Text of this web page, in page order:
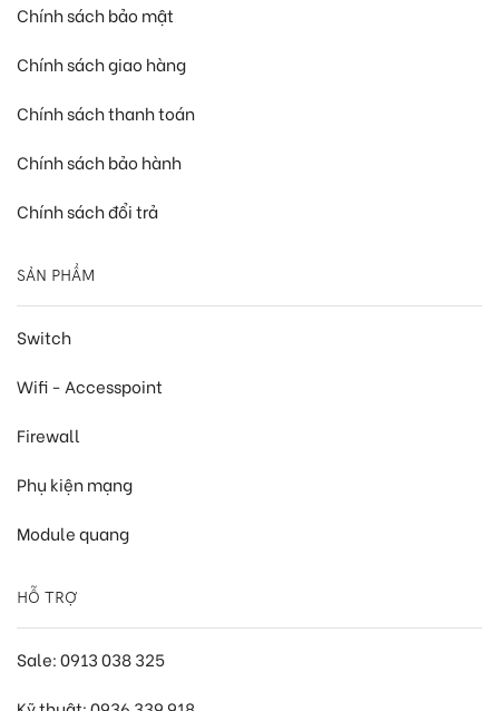
Chính sách bảo mật
Chính sách giao hàng
Chính sách thanh toán
Chính sách bảo hành
Chính sách đổi trả
SẢN PHẨM
Switch
Wifi - Accesspoint
Firewall
Phụ kiện mạng
Module quang
HỖ TRỢ
Sale: 0913 038 325